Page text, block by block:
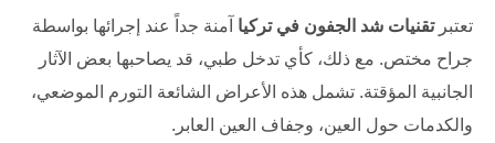
تعتبرتقنيات شد الجفون في تركيا آمنة جداً عند إجرائها بواسطة
جراح مختص. مع ذلك، كأي تدخل طبي، قد يصاحبها بعض الآثار
الجانبية المؤقتة. تشمل هذه الأعراض الشائعة التورم الموضعي،
والكدمات حول العين، وجفاف العين العابر.